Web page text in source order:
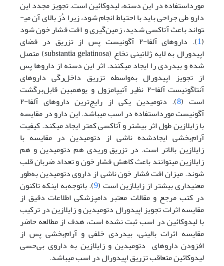
مورداستفاده در این دسته، لیدوکائین است. تجویز مجدد این
دارو طی جراحی باید با احتیاط انجام شود، زیرا دُز بالای آن می­
تواند باعث آتاکسی شدید، زمین‌گیری و افت فشار خون شود
(
1
). دارو­های آلفا-۲ آگونیست پس از تزریق در فضای
اپیدورال به لایه ژلاتینی نخاع (substantia gelatinosa) متصل
شده و بی­دردی را ایجاد می­کنند. اثر این دسته از داروها پس
از تجویز اپیدورال به‌واسطه تزریق داخل‌رگی داروهای
آنتاگونیست آلفا-۲ نظیر آتیپامزول و یوهمبین قابل‌برگشت
است (8
). دتومیدین یکی از رایج‌ترین داروهای آلفا-۲
آگونیست مورد‌استفاده در اسب می­باشد. این دارو در مقایسه
با زایلازین طول اثر بیشتر و آتاکسی کمتر ایجاد می­کند. کیفیت
‌آرام‌بخشی ایجاد‌شده ناشی از دتومیدین در مقایسه با
زایلازین بالاتر است. در تزریق وریدی هم دتومیدین و هم
زایلازین می­توانند باعث کاهش فشار خون و تعداد ضربان قلب
شوند. میزان افت فشار خون ناشی از داروی دتومیدین به‌طور
معنی­داری بیشتر از زایلازین است (9). با‌توجه‌به اینکه تاکنون
در کتب مرجع و مقالات معتبر دامپزشکی اطلاعات دقیق از
مقایسه اثرات تجویز اپیدورال دتومیدین و زایلازین در ترکیب
با لیدوکائین در اسب ثبت نشده است، هدف از مطالعه حاضر
مقایسه اثرات بالینی، بی­دردی خلفی و ‌آرام‌بخشی پس از
افزودن داروهای دتومیدین و زایلازین به داروی ‌بی‌حسی
لیدوکائین متعاقب تزریق اپیدورال در اسب می­باشد.